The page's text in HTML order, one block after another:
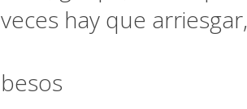
veces hay que
besos